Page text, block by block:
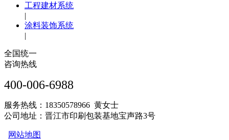
工程建材系统
|
涂料装饰系统
|
全国统一
咨询热线
400-006-6988
服务热线：18350578966 黄女士
公司地址：晋江市印刷包装基地宝声路3号
网站地图